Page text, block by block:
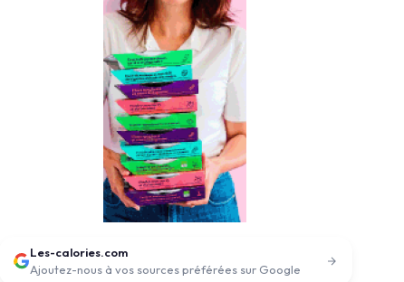
Les-calories.com
Ajoutez-nous à vos sources préférées sur Google